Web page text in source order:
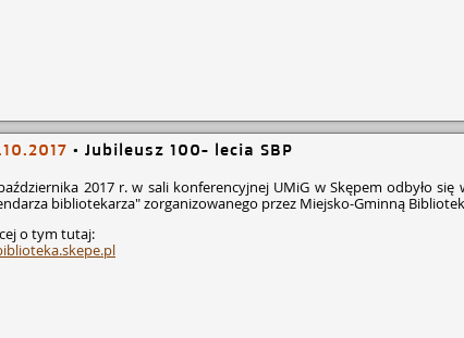
• Jubileusz 100- lecia SBP
2017 r. w sali konferencyjnej UMiG w Skępem odbyło
bibliotekarza" zorganizowanego przez Miejsko-Gminną
o tym tutaj: